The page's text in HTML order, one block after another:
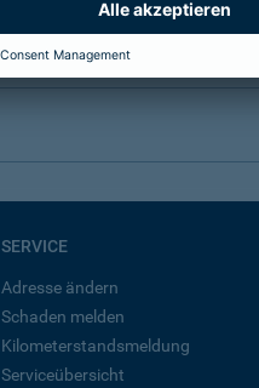
SERVICE
Adresse ändern
Schaden melden
Kilometerstandsmeldung
Serviceübersicht